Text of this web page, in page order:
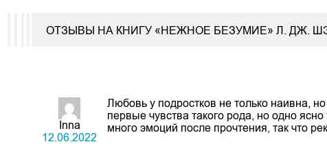
ОТЗЫВЫ НА КНИГУ «НЕЖНОЕ БЕЗУМИЕ» Л. ДЖ.
Inna
12.06.2022
Любовь у подростков не только наивна,
первые чувства такого рода, но одно
много эмоций после прочтения, так что